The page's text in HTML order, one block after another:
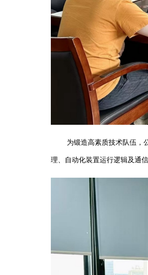
为锻造高素质技术队伍，公
理、自动化装置运行逻辑及通